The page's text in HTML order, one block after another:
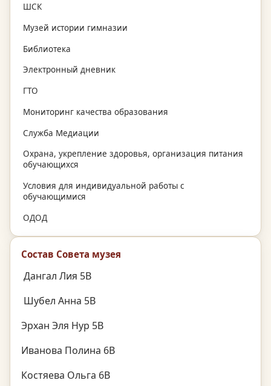
ШСК
Музей истории гимназии
Библиотека
Электронный дневник
ГТО
Мониторинг качества образования
Служба Медиации
Охрана, укрепление здоровья, организация питания
обучающихся
Условия для индивидуальной работы с
обучающимися
ОДОД
Состав Совета музея
Дангал Лия 5В
Шубел Анна 5В
Эрхан Эля Нур 5В
Иванова Полина 6В
Костяева Ольга 6В